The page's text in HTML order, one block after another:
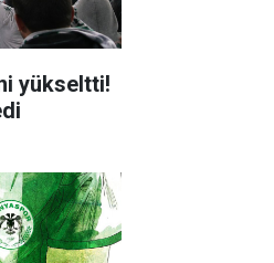
yükseltti!